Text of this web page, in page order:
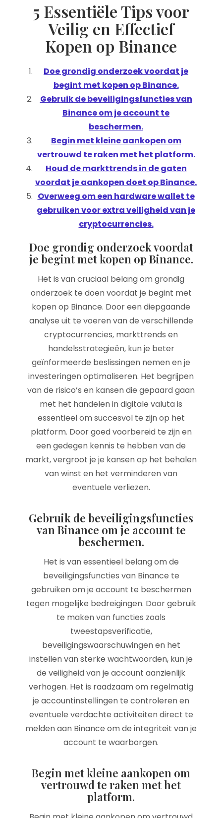
5 Essentiële Tips voor
Veilig en Effectief
Kopen op Binance
Doe grondig onderzoek voordat je
begint met kopen op Binance.
Gebruik de beveiligingsfuncties van
Binance om je account te
beschermen.
Begin met kleine aankopen om
vertrouwd te raken met het platform.
Houd de markttrends in de gaten
voordat je aankopen doet op Binance.
Overweeg om een hardware wallet te
gebruiken voor extra veiligheid van je
cryptocurrencies.
Doe grondig onderzoek voordat
je begint met kopen op Binance.
Het is van cruciaal belang om grondig
onderzoek te doen voordat je begint met
kopen op Binance. Door een diepgaande
analyse uit te voeren van de verschillende
cryptocurrencies, markttrends en
handelsstrategieën, kun je beter
geïnformeerde beslissingen nemen en je
investeringen optimaliseren. Het begrijpen
van de risico’s en kansen die gepaard gaan
met het handelen in digitale valuta is
essentieel om succesvol te zijn op het
platform. Door goed voorbereid te zijn en
een gedegen kennis te hebben van de
markt, vergroot je je kansen op het behalen
van winst en het verminderen van
eventuele verliezen.
Gebruik de beveiligingsfuncties
van Binance om je account te
beschermen.
Het is van essentieel belang om de
beveiligingsfuncties van Binance te
gebruiken om je account te beschermen
tegen mogelijke bedreigingen. Door gebruik
te maken van functies zoals
tweestapsverificatie,
beveiligingswaarschuwingen en het
instellen van sterke wachtwoorden, kun je
de veiligheid van je account aanzienlijk
verhogen. Het is raadzaam om regelmatig
je accountinstellingen te controleren en
eventuele verdachte activiteiten direct te
melden aan Binance om de integriteit van je
account te waarborgen.
Begin met kleine aankopen om
vertrouwd te raken met het
platform.